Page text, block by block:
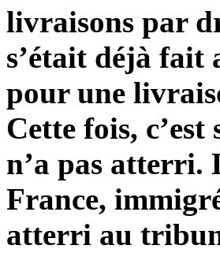
livraisons par
s’était déjà fait
pour une
Cette fois,
n’a pas atterri.
France,
atterri au